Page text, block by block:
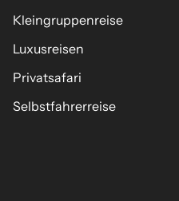
Kleingruppenreise
Luxusreisen
Privatsafari
Selbstfahrerreise